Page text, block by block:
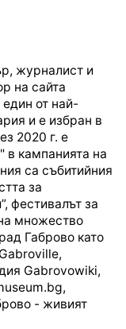
журналист и
на сайта
от най-
и е избран в
2020 г. е
в кампанията на
са събитийния
за
фестивалът за
множество
Габрово като
Gabrovowiki,
- живият